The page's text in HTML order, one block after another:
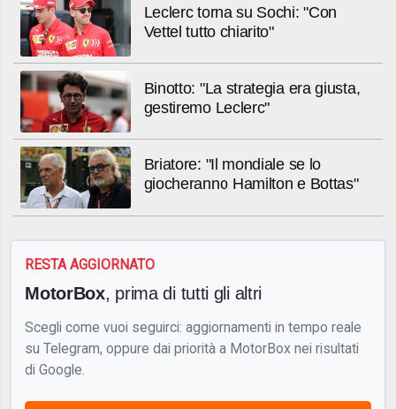
Leclerc torna su Sochi: "Con
Vettel tutto chiarito"
Binotto: "La strategia era giusta,
gestiremo Leclerc"
Briatore: "Il mondiale se lo
giocheranno Hamilton e Bottas"
RESTA AGGIORNATO
MotorBox, prima di tutti gli altri
Scegli come vuoi seguirci: aggiornamenti in tempo reale
su Telegram, oppure dai priorità a MotorBox nei risultati
di Google.